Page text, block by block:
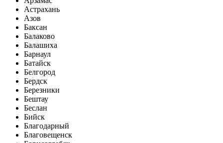
Астрахань
Азов
Баксан
Балаково
Балашиха
Барнаул
Батайск
Белгород
Бердск
Березники
Бештау
Беслан
Бийск
Благодарный
Благовещенск